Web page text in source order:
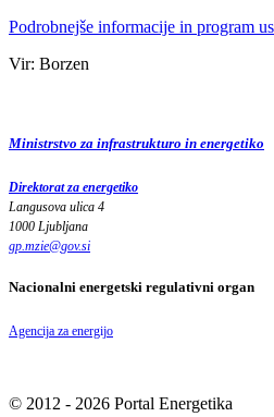
Podrobnejše informacije in program
Vir: Borzen
Ministrstvo za infrastrukturo in energetiko
Direktorat za energetiko
Langusova ulica 4
1000 Ljubljana
gp.mzie@gov.si
Nacionalni energetski regulativni organ
Agencija za energijo
© 2012 - 2026 Portal Energetika